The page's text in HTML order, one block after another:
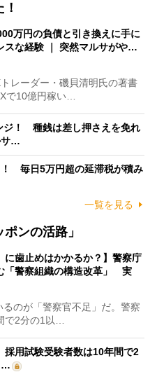
万円の負債と引き換えに手に
スな経験 ｜ 突然マルサがや…
レーダー・磯貝清明氏の著書
で10億円稼い…
ジ！ 種銭は差し押さえを免れ
サ…
！ 毎日5万円超の延滞税が積み
一覧を見る
ンの活路」
に歯止めはかかるか？】警察庁
「警察組織の構造改革」 実
のが「警察官不足」だ。警察
で2分の1以…
採用試験受験者数は10年間で2
…